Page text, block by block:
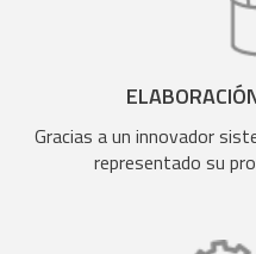
Gracias a un innovador
representado su